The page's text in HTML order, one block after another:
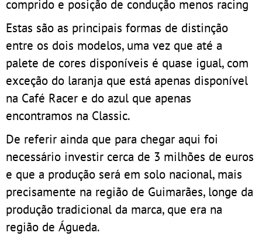
comprido e posição de condução menos racing
Estas são as principais formas de distinção
entre os dois modelos, uma vez que até a
palete de cores disponíveis é quase igual, com
exceção do laranja que está apenas disponível
na Café Racer e do azul que apenas
encontramos na Classic.
De referir ainda que para chegar aqui foi
necessário investir cerca de 3 milhões de euros
e que a produção será em solo nacional, mais
precisamente na região de Guimarães, longe da
produção tradicional da marca, que era na
região de Águeda.